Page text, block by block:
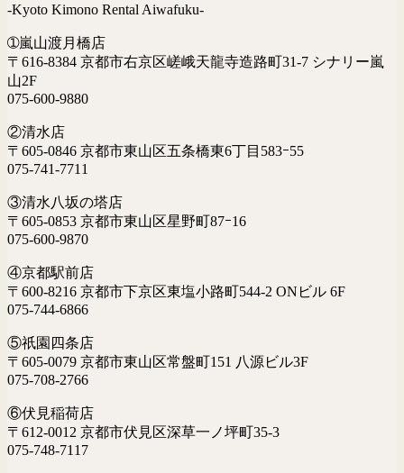
-Kyoto Kimono Rental Aiwafuku-
➀嵐山渡月橋店
〒616-8384 京都市右京区嵯峨天龍寺造路町31-7 シナリー嵐
山2F
075-600-9880
②清水店
〒605-0846 京都市東山区五条橋東6丁目583ｰ55
075-741-7711
③清水八坂の塔店
〒605-0853 京都市東山区星野町87ｰ16
075-600-9870
④京都駅前店
〒600-8216 京都市下京区東塩小路町544-2 ONビル 6F
075-744-6866
⑤祇園四条店
〒605-0079 京都市東山区常盤町151 八源ビル3F
075-708-2766
⑥伏見稲荷店
〒612-0012 京都市伏見区深草一ノ坪町35-3
075-748-7117